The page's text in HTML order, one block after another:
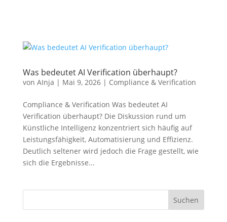
Was bedeutet AI Verification überhaupt?
von AInja | Mai 9, 2026| Compliance & Verification
Compliance & Verification Was bedeutet AI
Verification überhaupt? Die Diskussion rund um
Künstliche Intelligenz konzentriert sich häufig auf
Leistungsfähigkeit, Automatisierung und Effizienz.
Deutlich seltener wird jedoch die Frage gestellt, wie
sich die Ergebnisse...
Suchen